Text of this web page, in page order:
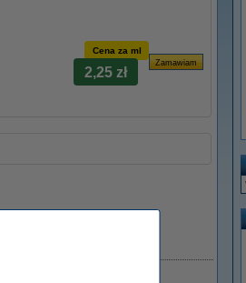
Cena za ml
2,25 zł